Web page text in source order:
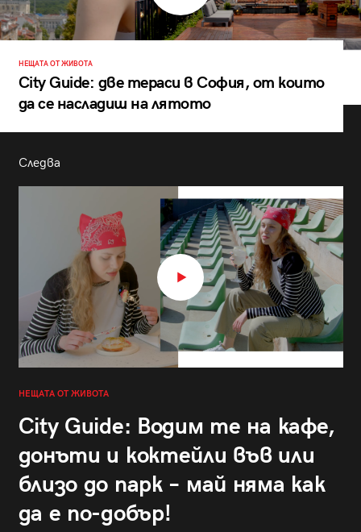
НЕЩАТА ОТ ЖИВОТА
City Guide: две тераси в София, от които
да се насладиш на лятото
Следва
НЕЩАТА ОТ ЖИВОТА
City Guide: Водим те на кафе,
донъти и коктейли във или
близо до парк – май няма как
да е по-добър!